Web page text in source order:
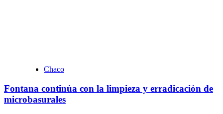
Chaco
Fontana continúa con la limpieza y erradicación de
microbasurales